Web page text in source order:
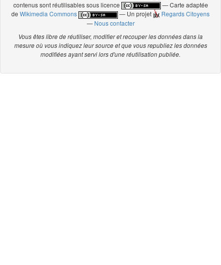
contenus sont réutilisables sous licence
— Carte adaptée
deWikimedia Commons — Un projet
Regards Citoyens
— Nous contacter
Vous êtes libre de réutiliser, modifier et recouper les données dans la
mesure où vous indiquez leur source et que vous republiez les données
modifiées ayant servi lors d'une réutilisation publiée.